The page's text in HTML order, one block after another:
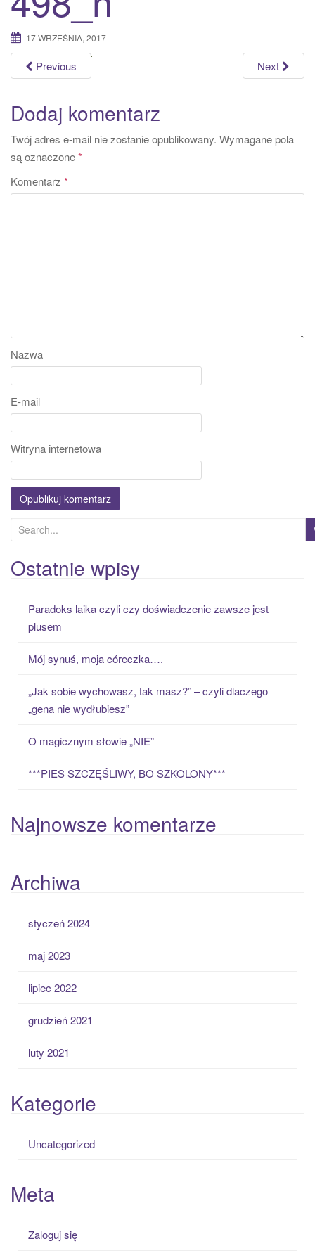
o
n
17 WRZEŚNIA, 2017
Previous Next
Dodaj komentarz
Twój adres e-mail nie zostanie opublikowany. Wymagane pola
są oznaczone*
Komentarz *
Nazwa
E-mail
Witryna internetowa
e
a
r
Ostatnie wpisy
Paradoks laika czyli czy doświadczenie zawsze jest
plusem
Mój synuś, moja córeczka….
„Jak sobie wychowasz, tak masz?” – czyli dlaczego
„gena nie wydłubiesz”
O magicznym słowie „NIE”
***PIES SZCZĘŚLIWY, BO SZKOLONY***
Najnowsze komentarze
Archiwa
styczeń 2024
maj 2023
lipiec 2022
grudzień 2021
luty 2021
Kategorie
Uncategorized
Meta
Zaloguj się